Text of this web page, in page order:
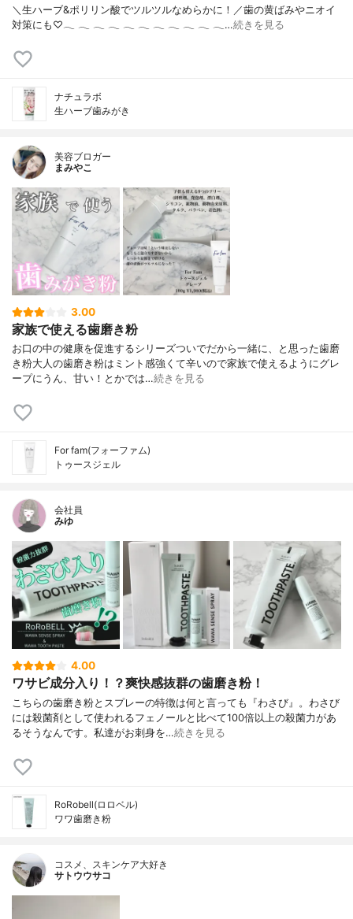
＼生ハーブ&ポリリン酸でツルツルなめらかに！／歯の黄ばみやニオイ
対策にも♡‪𓂃‬ ‪𓂃‬ ‪𓂃‬ ‪𓂃‬ ‪𓂃‬ ‪𓂃‬ ‪𓂃‬ ‪𓂃‬ ‪𓂃‬ ‪𓂃‬ ‪𓂃‬…続きを見る
ナチュラボ
生ハーブ歯みがき
美容ブロガー
まみやこ
3.00
家族で使える歯磨き粉
⁡お口の中の健康を促進するシリーズついでだから一緒に、と思った歯磨
き粉大人の歯磨き粉はミント感強くて辛いので⁡家族で使えるようにグレ
ープに⁡うん、甘い！とかでは…続きを見る
For fam(フォーファム)
トゥースジェル
会社員
みゆ
4.00
ワサビ成分入り！？爽快感抜群の歯磨き粉！
こちらの歯磨き粉とスプレーの特徴は何と言っても『わさび』。わさび
には殺菌剤として使われるフェノールと比べて100倍以上の殺菌力があ
るそうなんです。私達がお刺身を…続きを見る
RoRobell(ロロベル)
ワワ歯磨き粉
コスメ、スキンケア大好き
サトウウサコ